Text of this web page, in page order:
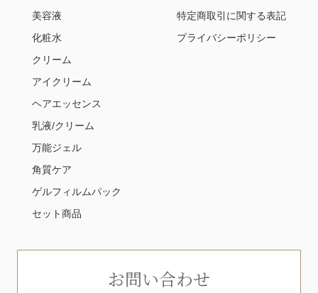
お問い合わせ
美容液
化粧水
クリーム
アイクリーム
ヘアエッセンス
乳液/クリーム
万能ジェル
角質ケア
ゲルフィルムパック
セット商品
特定商取引に関する表記
プライバシーポリシー